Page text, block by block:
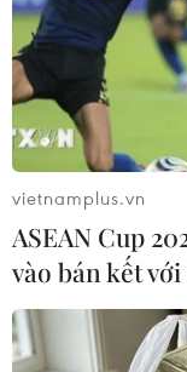
#Hành động khiêu
Theo dõi
TIN LIÊN
vietnamplus.vn
ASEAN Cup
vào bán kết